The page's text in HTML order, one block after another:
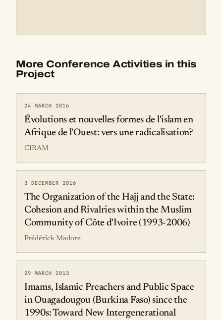
More Conference Activities in this
Project
24 MARCH 2016
Évolutions et nouvelles formes de l'islam en
Afrique de l'Ouest: vers une radicalisation?
CIRAM
3 DECEMBER 2016
The Organization of the Hajj and the State:
Cohesion and Rivalries within the Muslim
Community of Côte d'Ivoire (1993-2006)
Frédérick Madore
29 MARCH 2013
Imams, Islamic Preachers and Public Space
in Ouagadougou (Burkina Faso) since the
1990s: Toward New Intergenerational